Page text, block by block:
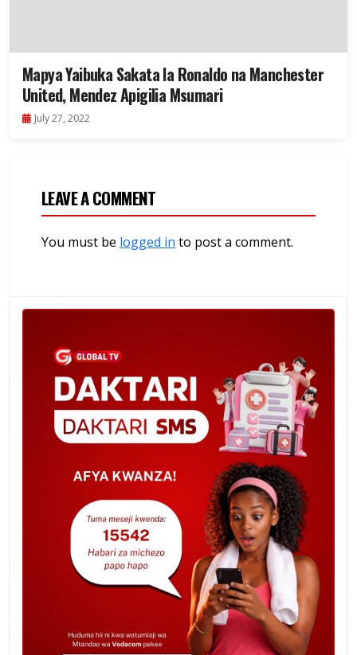
Mapya Yaibuka Sakata la Ronaldo na Manchester
United, Mendez Apigilia Msumari
July 27, 2022
LEAVE A COMMENT
You must be logged in to post a comment.